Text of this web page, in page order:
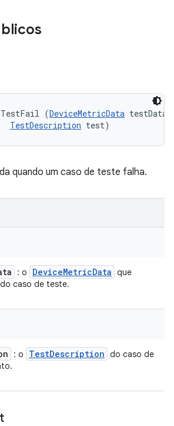
(DeviceMetricData
TestDescription test)
quando um caso de teste falha.
: o DeviceMetricData que
caso de teste.
: o TestDescription do caso de